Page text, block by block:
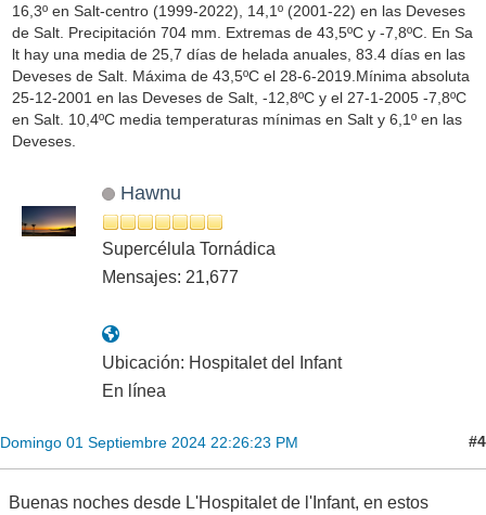
16,3º en Salt-centro (1999-2022), 14,1º (2001-22) en las Deveses
de Salt. Precipitación 704 mm. Extremas de 43,5ºC y -7,8ºC. En Sa
lt hay una media de 25,7 días de helada anuales, 83.4 días en las
Deveses de Salt. Máxima de 43,5ºC el 28-6-2019.Mínima absoluta
25-12-2001 en las Deveses de Salt, -12,8ºC y el 27-1-2005 -7,8ºC
en Salt. 10,4ºC media temperaturas mínimas en Salt y 6,1º en las
Deveses.
Hawnu
Supercélula Tornádica
Mensajes: 21,677
Ubicación: Hospitalet del Infant
En línea
Domingo 01 Septiembre 2024 22:26:23 PM #4
Buenas noches desde L'Hospitalet de l'Infant, en estos